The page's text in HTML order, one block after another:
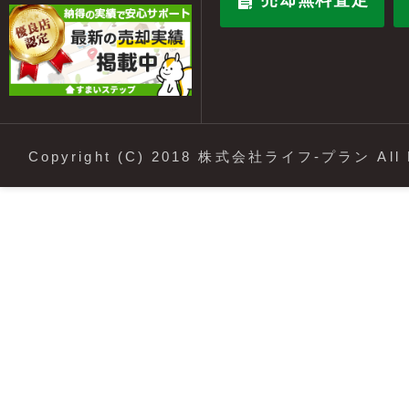
Copyright (C) 2018 株式会社ライフ-プラン